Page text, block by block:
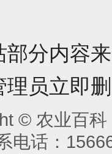
分内容
员立即
© 农业百
电话：